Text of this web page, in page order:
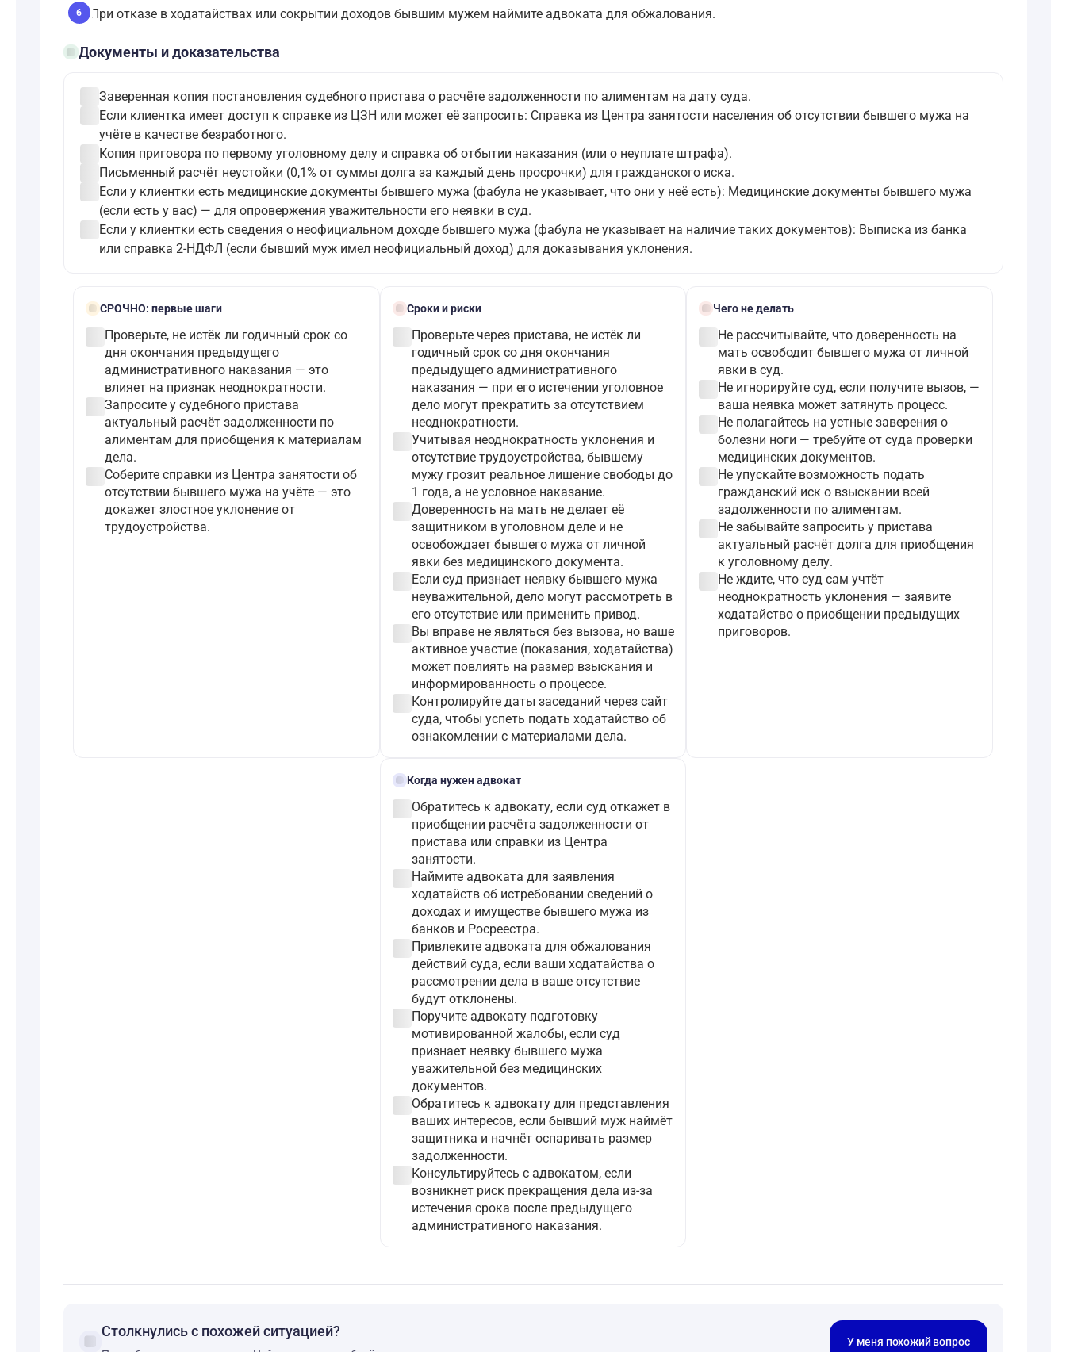
6 При отказе в ходатайствах или сокрытии доходов бывшим мужем наймите адвоката для обжалования.
folder_openДокументы и доказательства
Заверенная копия постановления судебного пристава о расчёте задолженности по алиментам на дату суда.
Если клиентка имеет доступ к справке из ЦЗН или может её запросить: Справка из Центра занятости населения об отсутствии бывшего мужа на
учёте в качестве безработного.
Копия приговора по первому уголовному делу и справка об отбытии наказания (или о неуплате штрафа).
Письменный расчёт неустойки (0,1% от суммы долга за каждый день просрочки) для гражданского иска.
Если у клиентки есть медицинские документы бывшего мужа (фабула не указывает, что они у неё есть): Медицинские документы бывшего мужа
(если есть у вас) — для опровержения уважительности его неявки в суд.
Если у клиентки есть сведения о неофициальном доходе бывшего мужа (фабула не указывает на наличие таких документов): Выписка из банка
или справка 2-НДФЛ (если бывший муж имел неофициальный доход) для доказывания уклонения.
boltСРОЧНО: первые шаги
Проверьте, не истёк ли годичный срок со
дня окончания предыдущего
административного наказания — это
влияет на признак неоднократности.
Запросите у судебного пристава
актуальный расчёт задолженности по
алиментам для приобщения к материалам
дела.
Соберите справки из Центра занятости об
отсутствии бывшего мужа на учёте — это
докажет злостное уклонение от
трудоустройства.
schedule Сроки и риски
Проверьте через пристава, не истёк ли
годичный срок со дня окончания
предыдущего административного
наказания — при его истечении уголовное
дело могут прекратить за отсутствием
неоднократности.
Учитывая неоднократность уклонения и
отсутствие трудоустройства, бывшему
мужу грозит реальное лишение свободы до
1 года, а не условное наказание.
Доверенность на мать не делает её
защитником в уголовном деле и не
освобождает бывшего мужа от личной
явки без медицинского документа.
Если суд признает неявку бывшего мужа
неуважительной, дело могут рассмотреть в
его отсутствие или применить привод.
Вы вправе не являться без вызова, но ваше
активное участие (показания, ходатайства)
может повлиять на размер взыскания и
информированность о процессе.
Контролируйте даты заседаний через сайт
суда, чтобы успеть подать ходатайство об
ознакомлении с материалами дела.
block Чего не делать
Не рассчитывайте, что доверенность на
мать освободит бывшего мужа от личной
явки в суд.
Не игнорируйте суд, если получите вызов, —
ваша неявка может затянуть процесс.
Не полагайтесь на устные заверения о
болезни ноги — требуйте от суда проверки
медицинских документов.
Не упускайте возможность подать
гражданский иск о взыскании всей
задолженности по алиментам.
Не забывайте запросить у пристава
актуальный расчёт долга для приобщения
к уголовному делу.
Не ждите, что суд сам учтёт
неоднократность уклонения — заявите
ходатайство о приобщении предыдущих
приговоров.
gavelКогда нужен адвокат
Обратитесь к адвокату, если суд откажет в
приобщении расчёта задолженности от
пристава или справки из Центра
занятости.
Наймите адвоката для заявления
ходатайств об истребовании сведений о
доходах и имуществе бывшего мужа из
банков и Росреестра.
Привлеките адвоката для обжалования
действий суда, если ваши ходатайства о
рассмотрении дела в ваше отсутствие
будут отклонены.
Поручите адвокату подготовку
мотивированной жалобы, если суд
признает неявку бывшего мужа
уважительной без медицинских
документов.
Обратитесь к адвокату для представления
ваших интересов, если бывший муж наймёт
защитника и начнёт оспаривать размер
задолженности.
Консультируйтесь с адвокатом, если
возникнет риск прекращения дела из-за
истечения срока после предыдущего
административного наказания.
forum Столкнулись с похожей ситуацией?
У меня похожий вопрос